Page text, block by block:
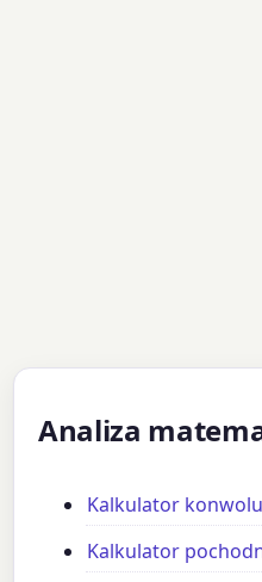
Analiza
Kalkulator
Kalkulator